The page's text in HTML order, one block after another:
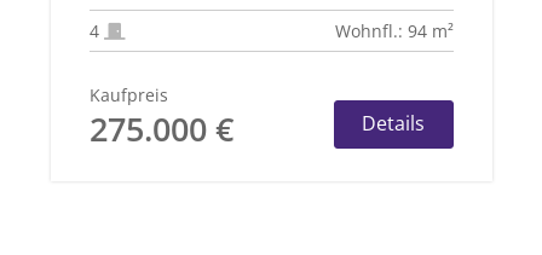
4 Wohnfl.: 94 m²
Kaufpreis
275.000 € Details